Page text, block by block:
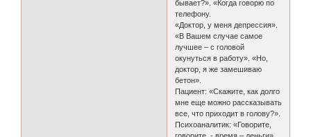
бывает?». «Когда говорю по
телефону.
«Доктор, у меня депрессия».
«В Вашем случае самое
лучшее – с головой
окунуться в работу». «Но,
доктор, я же замешиваю
бетон».
Пациент: «Скажите, как долго
мне еще можно рассказывать
все, что приходит в голову?».
Психоаналитик: «Говорите,